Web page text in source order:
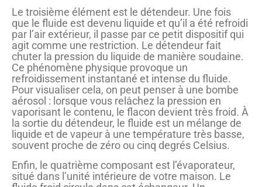
Le troisième élément est le détendeur. Une fois
que le fluide est devenu liquide et qu’il a été refroidi
par l’air extérieur, il passe par ce petit dispositif qui
agit comme une restriction. Le détendeur fait
chuter la pression du liquide de manière soudaine.
Ce phénomène physique provoque un
refroidissement instantané et intense du fluide.
Pour visualiser cela, on peut penser à une bombe
aérosol : lorsque vous relâchez la pression en
vaporisant le contenu, le flacon devient très froid. À
la sortie du détendeur, le fluide est un mélange de
liquide et de vapeur à une température très basse,
souvent proche de zéro ou cinq degrés Celsius.
Enfin, le quatrième composant est l’évaporateur,
situé dans l’unité intérieure de votre maison. Le